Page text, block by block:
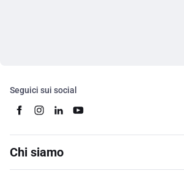
Seguici sui social
Chi siamo